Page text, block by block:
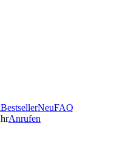
BestsellerNeuFAQ
Anrufen